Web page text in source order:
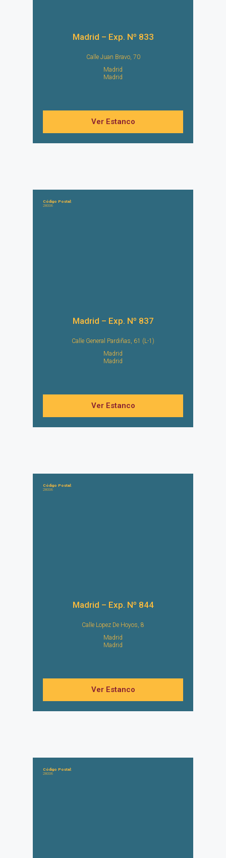
Madrid – Exp. Nº 833
Calle Juan Bravo, 70
Madrid
Madrid
Ver Estanco
Código Postal:
28006
Madrid – Exp. Nº 837
Calle General Pardiñas, 61 (L-1)
Madrid
Madrid
Ver Estanco
Código Postal:
28006
Madrid – Exp. Nº 844
Calle Lopez De Hoyos, 8
Madrid
Madrid
Ver Estanco
Código Postal:
28006